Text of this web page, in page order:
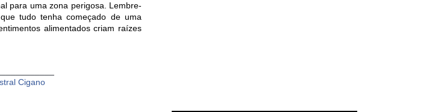
para uma zona perigosa. Lembre-
tudo tenha começado de uma
alimentados criam raízes
Cigano